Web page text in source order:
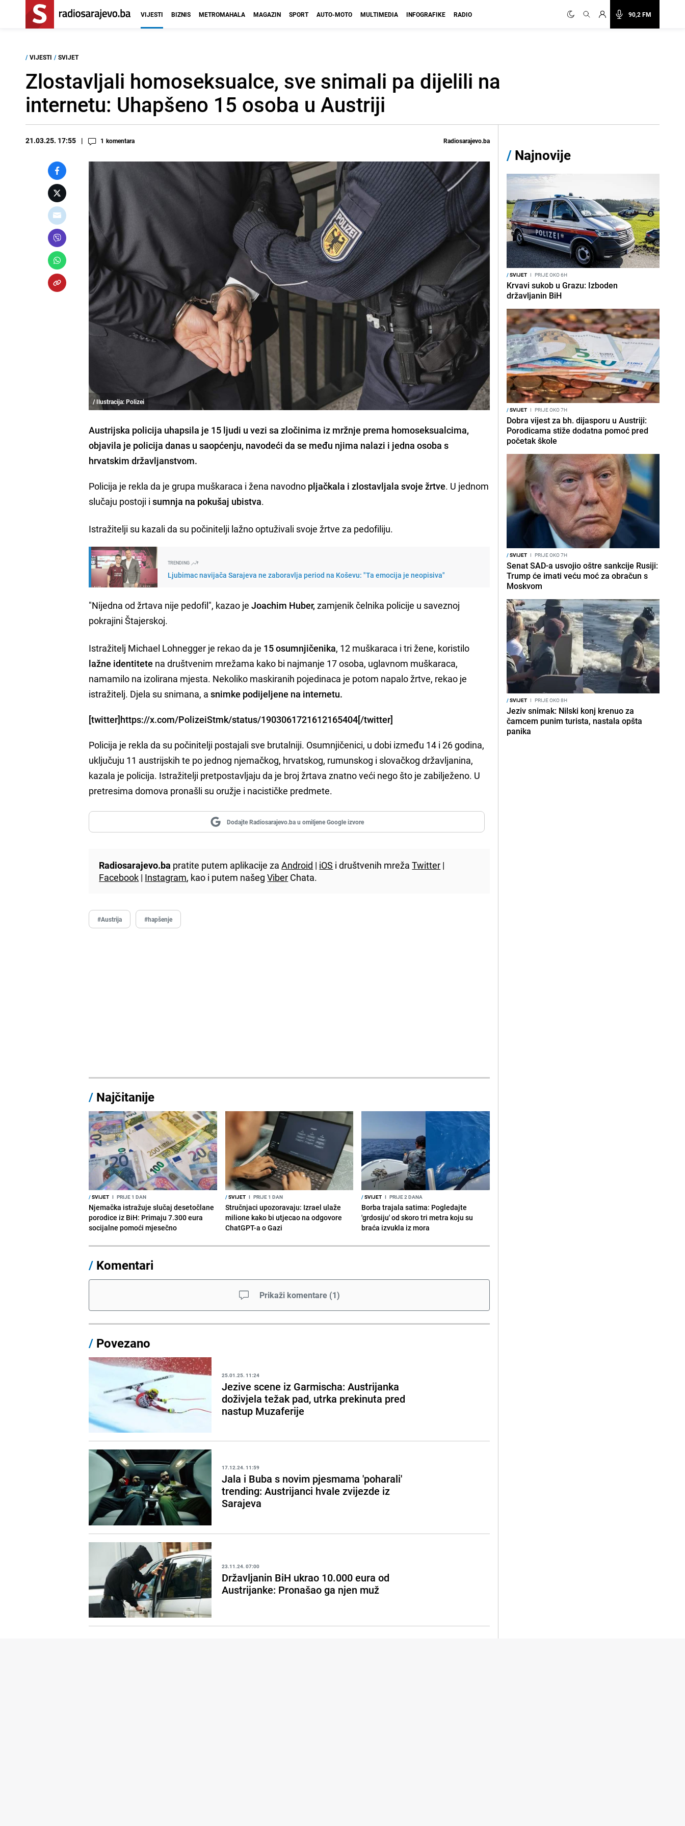
90,2 FM
VIJESTI BIZNIS METROMAHALA MAGAZIN SPORT AUTO-MOTO MULTIMEDIA INFOGRAFIKE RADIO
/ VIJESTI / SVIJET
Zlostavljali homoseksualce, sve snimali pa dijelili na
internetu: Uhapšeno 15 osoba u Austriji
21.03.25. 17:55 1 komentara Radiosarajevo.ba
/ Ilustracija: Polizei
Austrijska policija uhapsila je 15 ljudi u vezi sa zločinima iz mržnje prema homoseksualcima,
objavila je policija danas u saopćenju, navodeći da se među njima nalazi i jedna osoba s
hrvatskim državljanstvom.
Policija je rekla da je grupa muškaraca i žena navodno pljačkala i zlostavljala svoje žrtve. U jednom
slučaju postoji isumnja na pokušaj ubistva.
Istražitelji su kazali da su počinitelji lažno optuživali svoje žrtve za pedofiliju.
TRENDING
Ljubimac navijača Sarajeva ne zaboravlja period na Koševu: "Ta emocija je neopisiva"
"Nijedna od žrtava nije pedofil", kazao je Joachim Huber, zamjenik čelnika policije u saveznoj
pokrajini Štajerskoj.
Istražitelj Michael Lohnegger je rekao da je 15 osumnjičenika, 12 muškaraca i tri žene, koristilo
lažne identitete na društvenim mrežama kako bi najmanje 17 osoba, uglavnom muškaraca,
namamilo na izolirana mjesta. Nekoliko maskiranih pojedinaca je potom napalo žrtve, rekao je
istražitelj. Djela su snimana, asnimke podijeljene na internetu.
[twitter]https://x.com/PolizeiStmk/status/1903061721612165404[/twitter]
Policija je rekla da su počinitelji postajali sve brutalniji. Osumnjičenici, u dobi između 14 i 26 godina,
uključuju 11 austrijskih te po jednog njemačkog, hrvatskog, rumunskog i slovačkog državljanina,
kazala je policija. Istražitelji pretpostavljaju da je broj žrtava znatno veći nego što je zabilježeno. U
pretresima domova pronašli su oružje i nacističke predmete.
Dodajte Radiosarajevo.ba u omiljene Google izvore
Radiosarajevo.ba pratite putem aplikacije zaAndroid | iOS i društvenih mrežaTwitter |
Facebook | Instagram, kao i putem našegViber Chata.
#Austrija #hapšenje
/ Najčitanije
/SVIJET I PRIJE 1 DAN
Njemačka istražuje slučaj desetočlane
porodice iz BiH: Primaju 7.300 eura
socijalne pomoći mjesečno
/SVIJET I PRIJE 1 DAN
Stručnjaci upozoravaju: Izrael ulaže
milione kako bi utjecao na odgovore
ChatGPT-a o Gazi
/SVIJET I PRIJE 2 DANA
Borba trajala satima: Pogledajte
'grdosiju' od skoro tri metra koju su
braća izvukla iz mora
/ Komentari
Prikaži komentare (1)
/ Povezano
25.01.25. 11:24
Jezive scene iz Garmischa: Austrijanka
doživjela težak pad, utrka prekinuta pred
nastup Muzaferije
17.12.24. 11:59
Jala i Buba s novim pjesmama 'poharali'
trending: Austrijanci hvale zvijezde iz
Sarajeva
23.11.24. 07:00
Državljanin BiH ukrao 10.000 eura od
Austrijanke: Pronašao ga njen muž
/ Najnovije
/SVIJET I PRIJE OKO 6H
Krvavi sukob u Grazu: Izboden
državljanin BiH
/SVIJET I PRIJE OKO 7H
Dobra vijest za bh. dijasporu u Austriji:
Porodicama stiže dodatna pomoć pred
početak škole
/SVIJET I PRIJE OKO 7H
Senat SAD-a usvojio oštre sankcije Rusiji:
Trump će imati veću moć za obračun s
Moskvom
/SVIJET I PRIJE OKO 8H
Jeziv snimak: Nilski konj krenuo za
čamcem punim turista, nastala opšta
panika